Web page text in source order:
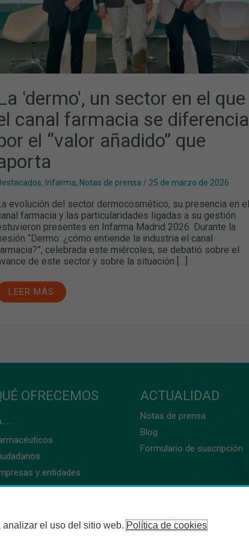
'dermo', un sector en el que
canal farmacia se diferencia
el “valor añadido” que
, Infarma, Notas de prensa / 25 de marzo de 2026
evolución del sector dermocosmético, su presencia en el
farmacia y las particularidades ligadas a su gestión
presentes en Infarma Madrid 2026. Durante la
“Dermo: ¿cómo entiende la industria el canal
celebrada este miércoles, se debatió sobre el
de este sector y sobre la situación […]
DIFERENCIA
POR
“VALOR
AÑADIDO”
APORTA
LEER MÁS
OFRECEMOS
y entidades
ACTUALIDAD
Notas de prensa
Blog
Formulario de suscripción
analizar el uso del sitio web.Política de cookies